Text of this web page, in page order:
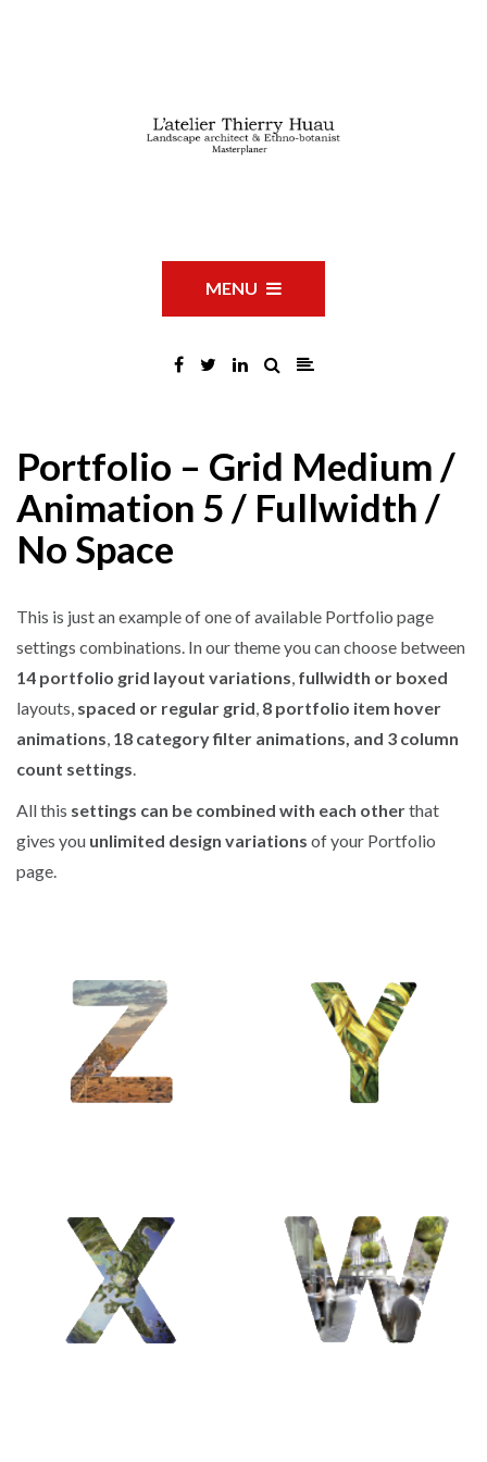
MENU
Portfolio – Grid Medium /
Animation 5 / Fullwidth /
No Space
This is just an example of one of available Portfolio page
settings combinations. In our theme you can choose between
14 portfolio grid layout variations, fullwidth or boxed
layouts, spaced or regular grid, 8 portfolio item hover
animations, 18 category filter animations, and 3 column
count settings.
All this settings can be combined with each otherthat
gives you unlimited design variations of your Portfolio
page.